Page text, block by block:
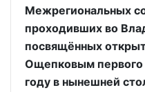
Межрегиональных
проходивших во
посвящённых
Ощепковым первого
году в нынешней